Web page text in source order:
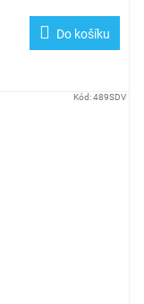
Do košíku
Kód:489SDV